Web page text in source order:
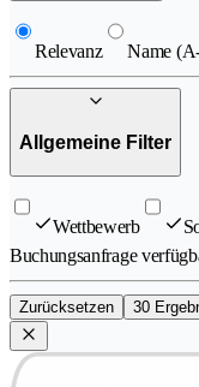
Relevanz Name
Allgemeine Filter
Wettbewerb
Buchungsanfrage
Zurücksetzen 30